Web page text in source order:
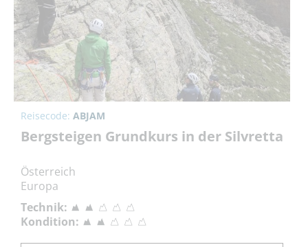
Reisecode: ABJAM
Bergsteigen Grundkurs in der Silvretta
Österreich
Europa
Technik:
Kondition: